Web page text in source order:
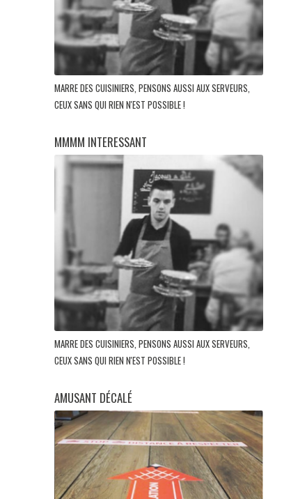
MARRE DES CUISINIERS, PENSONS AUSSI AUX SERVEURS,
CEUX SANS QUI RIEN N'EST POSSIBLE !
MMMM INTERESSANT
MARRE DES CUISINIERS, PENSONS AUSSI AUX SERVEURS,
CEUX SANS QUI RIEN N'EST POSSIBLE !
AMUSANT DÉCALÉ